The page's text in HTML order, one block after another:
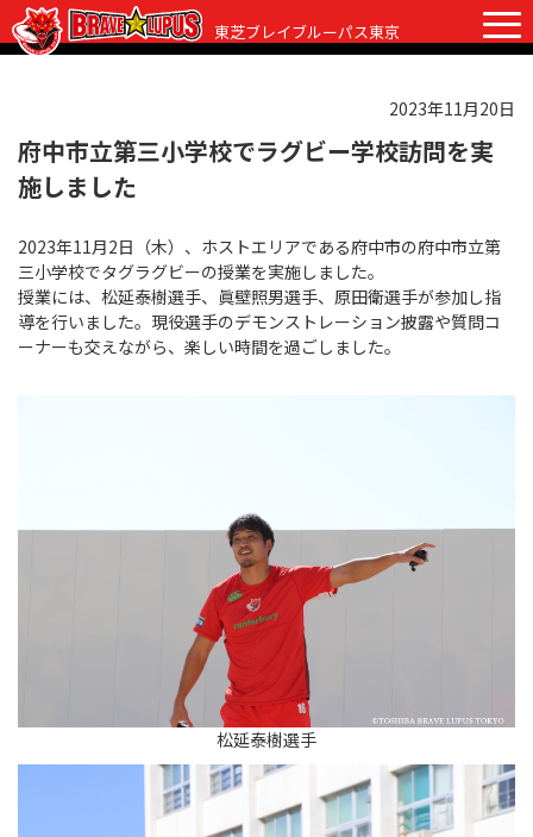
東芝ブレイブルーパス東京
チケット グッズ ファンクラブ 観戦ガイド
観戦ガイド
初めての観戦
ラグビーって何？
会場紹介
試合日程・結果
選手・スタッフ
InstagramX Facebook Youtube
パートナーシップのご案内
2023年11月20日
府中市立第三小学校でラグビー学校訪問を実
施しました
2023年11月2日（木）、ホストエリアである府中市の府中市立第
三小学校でタグラグビーの授業を実施しました。
授業には、松延泰樹選手、眞壁照男選手、原田衛選手が参加し指
導を行いました。現役選手のデモンストレーション披露や質問コ
ーナーも交えながら、楽しい時間を過ごしました。
松延泰樹選手